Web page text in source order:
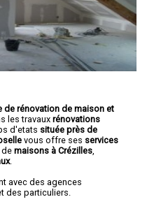
de rénovation de maison et
les travaux rénovations
d'etats située près de
vous offre ses services
de maisons à Crézilles
.
avec des agences
des particuliers.